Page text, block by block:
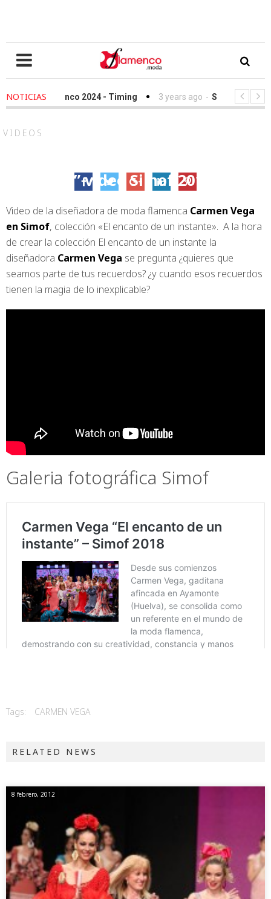
NOTICIAS
Love Flamenco 2024 - Timing 3 years ago - Simof 2023 -
VIDEOS
instante” video Simof 2018
Video de la diseñadora de moda flamenca Carmen Vega
en Simof, colección «El encanto de un instante». A la hora
de crear la colección El encanto de un instante la
diseñadora Carmen Vega se pregunta ¿quieres que
seamos parte de tus recuerdos? ¿y cuando esos recuerdos
tienen la magia de lo inexplicable?
Galeria fotográfica Simof
Tags: CARMEN VEGA
RELATED NEWS
8 febrero, 2012